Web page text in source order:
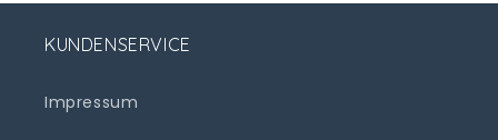
KUNDENSERVICE
Impressum